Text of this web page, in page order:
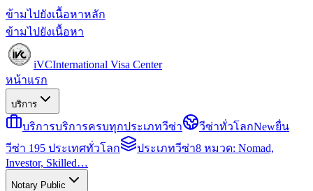
ข้ามไปยังเนื้อหาหลัก
ข้ามไปยังเนื้อหา
iVCInternational Visa Center
หน้าแรก
บริการ
บริการบริการครบทุกประเภทวีซ่า วีซ่าทั่วโลกNewยื่น
วีซ่า 195 ประเทศทั่วโลก
ประเภทวีซ่า8 หมวด: Nomad,
Investor, Skilled…
Notary Public